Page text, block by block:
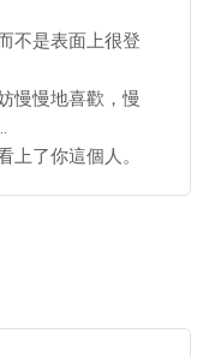
不是表面上很登
慢慢地喜歡，慢
上了你這個人。